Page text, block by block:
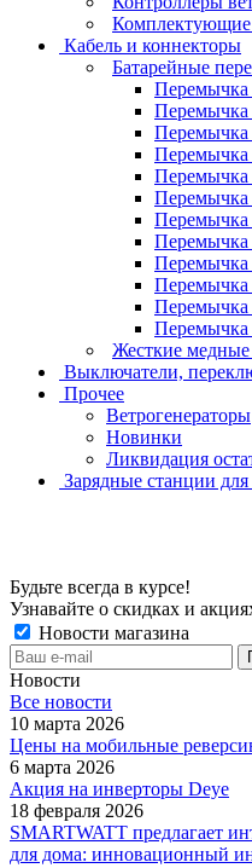
Комплектующие
Кабель и коннекторы
Батарейные
Перемычка
Перемычка
Перемычка
Перемычка
Перемычка
Перемычка
Перемычка
Перемычка
Перемычка
Перемычка
Перемычка
Перемычка
Жесткие
Выключатели,
Прочее
Ветрогенераторы
Новинки
Ликвидация
Зарядные станции
Будьте всегда в курсе!
Узнавайте о скидках и
Новости магазина
Новости
Все новости
10 марта 2026
Цены на мобильные
6 марта 2026
Акция на инверторы Deye
18 февраля 2026
SMARTWATT предлагает
для дома: инновационный